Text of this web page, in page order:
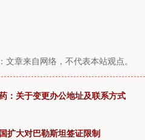
文章来自网络，不代表本站观点。
：关于变更办公地址及联系方式
扩大对巴勒斯坦签证限制